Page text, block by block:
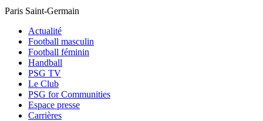
Paris Saint-Germain
Actualité
Football masculin
Football féminin
Handball
PSG TV
Le Club
PSG for Communities
Espace presse
Carrières